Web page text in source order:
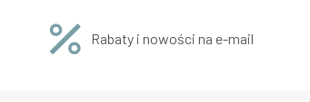
Rabaty i nowości na e-mail